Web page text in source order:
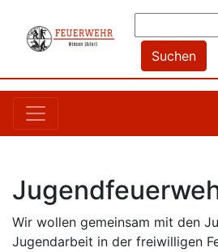
Wir wollen gemeinsam mit den
Jugendarbeit in der freiwilligen